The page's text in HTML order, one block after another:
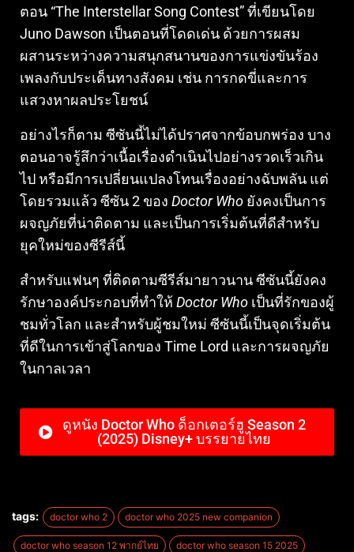
ตอน “The Interstellar Song Contest” ที่เขียนโดย
Juno Dawson เป็นตอนที่โดดเด่น ด้วยการผสม
ผสานระหว่างความสนุกสนานของการแข่งขันร้อง
เพลงกับประเด็นทางสังคม เช่น การกดขี่และการ
แสวงหาผลประโยชน์
อย่างไรก็ตาม ซีซันนี้ไม่ได้ปราศจากข้อบกพร่อง บาง
ตอนอาจรู้สึกว่าเนื้อเรื่องดำเนินไปอย่างรวดเร็วเกิน
ไป หรือมีการเปลี่ยนแปลงโทนเรื่องอย่างฉับพลัน แต่
โดยรวมแล้ว ซีซัน 2 ของ Doctor Who ยังคงเป็นการ
ผจญภัยที่น่าติดตาม และเป็นการเริ่มต้นที่ดีสำหรับ
ยุคใหม่ของซีรีส์นี้
สำหรับแฟนๆ ที่ติดตามซีรีส์มายาวนาน ซีซันนี้ยังคง
รักษาองค์ประกอบที่ทำให้ Doctor Who เป็นที่รักของผู้
ชมทั่วโลก และสำหรับผู้ชมใหม่ ซีซันนี้เป็นจุดเริ่มต้น
ที่ดีในการเข้าสู่โลกของ Time Lord และการผจญภัย
ในกาลเวลา
ดูหนัง Doctor Who ด็อกเตอร์ฮู Season 2
(2025) Disney+ บรรยายไทย
tags: doctor who 2 doctor who 2025 new companion
doctor who season 12 พากย์ไทย doctor who season 15 2025